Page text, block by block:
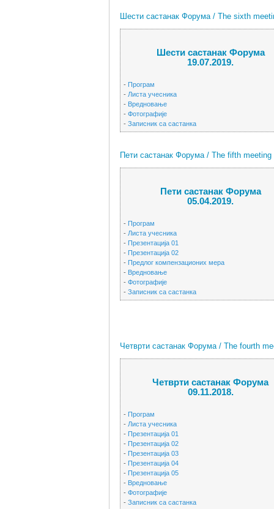
Шести састанак Форума / The sixth
Шести састанак Форума
19.07.2019.
- Програм
- Листа учесника
- Вредновање
-Фотографије
-Записник са састанка
Пети састанак Форума / The fifth
Пети састанак Форума
05.04.2019.
- Програм
- Листа учесника
- Презентација 01
- Презентација 02
- Предлог компензационих мера
- Вредновање
-Фотографије
-Записник са састанка
Четврти састанак Форума / The fourth
Четврти састанак Форума
09.11.2018.
- Програм
- Листа учесника
- Презентација 01
- Презентација 02
- Презентација 03
- Презентација 04
- Презентација 05
- Вредновање
- Фотографије
-Записник са састанка